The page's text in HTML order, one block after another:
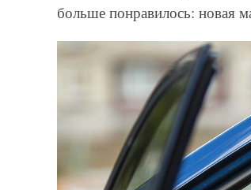
больше понравилось: новая